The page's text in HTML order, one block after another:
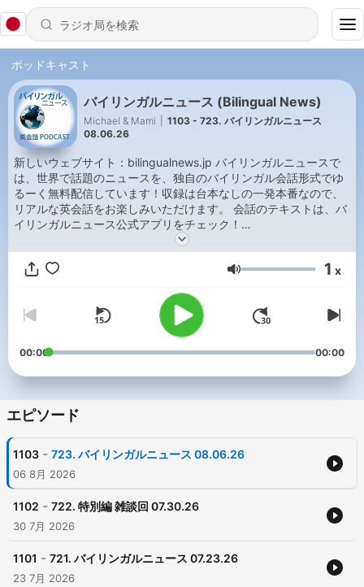
ポッドキャスト
バイリンガルニュース (Bilingual News)
Michael & Mami
1103 - 723. バイリンガルニュース
08.06.26
新しいウェブサイト：bilingualnews.jp バイリンガルニュースで
は、世界で話題のニュースを、独自のバイリンガル会話形式でゆ
るーく無料配信しています！収録は台本なしの一発本番なので、
リアルな英会話をお楽しみいただけます。 会話のテキストは、バ
イリンガルニュース公式アプリをチェック！
目指してみませんか？ Bilingual News is a free English and
Japanese news podcast. Casual and unedited colloquial
relevant news topics! Transcriptions for each episode are
available via the Bilingual News: Transcripts app at
language ability!
音量 1 x
00:00 00:00
エピソード
1103 - 723. バイリンガルニュース 08.06.26
06 8月 2026
1102 - 722. 特別編 雑談回 07.30.26
30 7月 2026
1101 - 721. バイリンガルニュース 07.23.26
23 7月 2026